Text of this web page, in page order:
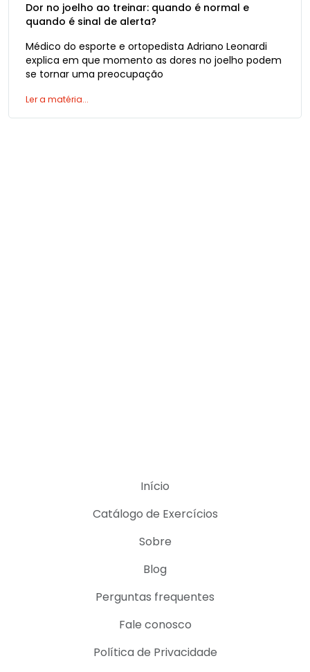
Dor no joelho ao treinar: quando é normal e
quando é sinal de alerta?
Médico do esporte e ortopedista Adriano Leonardi
explica em que momento as dores no joelho podem
se tornar uma preocupação
Ler a matéria...
Início
Catálogo de Exercícios
Sobre
Blog
Perguntas frequentes
Fale conosco
Política de Privacidade